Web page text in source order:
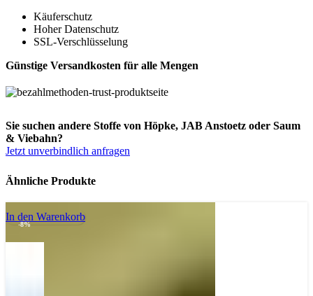
Käuferschutz
Hoher Datenschutz
SSL-Verschlüsselung
Günstige Versandkosten für alle Mengen
Sie suchen andere Stoffe von Höpke, JAB Anstoetz oder Saum
& Viebahn?
Jetzt unverbindlich anfragen
Ähnliche Produkte
-8%
In den Warenkorb